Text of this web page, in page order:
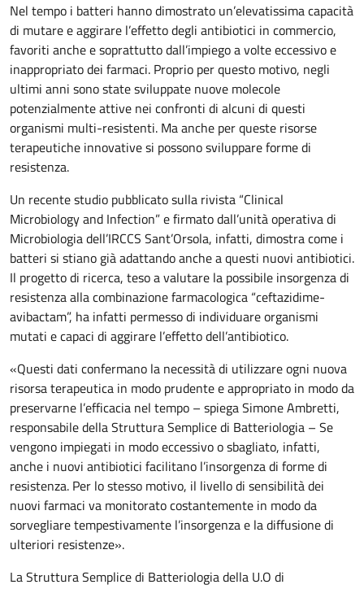
Nel tempo i batteri hanno dimostrato un’elevatissima capacità
di mutare e aggirare l’effetto degli antibiotici in commercio,
favoriti anche e soprattutto dall’impiego a volte eccessivo e
inappropriato dei farmaci. Proprio per questo motivo, negli
ultimi anni sono state sviluppate nuove molecole
potenzialmente attive nei confronti di alcuni di questi
organismi multi-resistenti. Ma anche per queste risorse
terapeutiche innovative si possono sviluppare forme di
resistenza.
Un recente studio pubblicato sulla rivista “Clinical
Microbiology and Infection” e firmato dall’unità operativa di
Microbiologia dell’IRCCS Sant’Orsola, infatti, dimostra come i
batteri si stiano già adattando anche a questi nuovi antibiotici.
Il progetto di ricerca, teso a valutare la possibile insorgenza di
resistenza alla combinazione farmacologica “ceftazidime-
avibactam”, ha infatti permesso di individuare organismi
mutati e capaci di aggirare l’effetto dell’antibiotico.
«Questi dati confermano la necessità di utilizzare ogni nuova
risorsa terapeutica in modo prudente e appropriato in modo da
preservarne l’efficacia nel tempo – spiega Simone Ambretti,
responsabile della Struttura Semplice di Batteriologia – Se
vengono impiegati in modo eccessivo o sbagliato, infatti,
anche i nuovi antibiotici facilitano l’insorgenza di forme di
resistenza. Per lo stesso motivo, il livello di sensibilità dei
nuovi farmaci va monitorato costantemente in modo da
sorvegliare tempestivamente l’insorgenza e la diffusione di
ulteriori resistenze».
La Struttura Semplice di Batteriologia della U.O di